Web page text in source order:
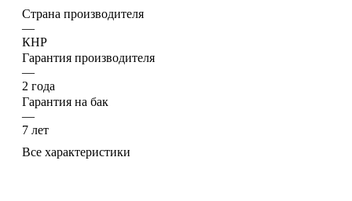
Страна производителя
—
КНР
Гарантия производителя
—
2 года
Гарантия на бак
—
7 лет
Все характеристики